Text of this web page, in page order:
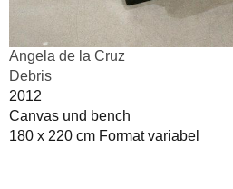
Angela de la Cruz
Debris
2012
Canvas und bench
180 x 220 cm Format variabel